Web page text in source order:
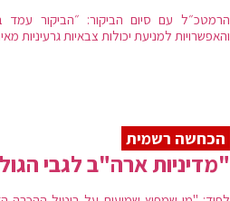
הרמטכ״ל עם סיום הביקור: ״הביקור עמד
והאפשרויות למניעת יכולות צבאיות גרעיניות
הכחשה רשמית
"מדיניות ארה"ב לגבי